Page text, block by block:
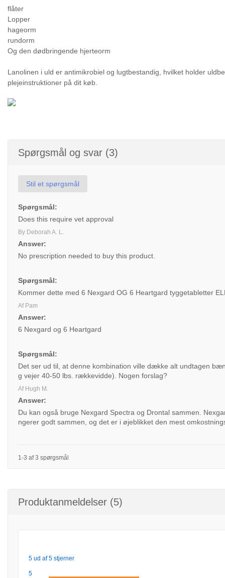
flåter
Lopper
hageorm
rundorm
Og den dødbringende hjerteorm
Lanolinen i uld er antimikrobiel og lugtbestandig, hvilket holder
plejeinstruktioner på dit køb.
Spørgsmål og svar (3)
Stil et spørgsmål
Spørgsmål:
Does this require vet approval
By Deborah A. L.
Answer:
No prescription needed to buy this product.
Spørgsmål:
Kommer dette med 6 Nexgard OG 6 Heartgard tyggetabletter
Af Pam
Answer:
6 Nexgard og 6 Heartgard
Spørgsmål:
Det ser ud til, at denne kombination ville dække alt undtagen
g vejer 40-50 lbs. rækkevidde). Nogen forslag?
Af Hugh M.
Answer:
Du kan også bruge Nexgard Spectra og Drontal sammen.
ngerer godt sammen, og det er i øjeblikket den mest
1-3 af 3 spørgsmål
Produktanmeldelser (5)
5 ud af 5 stjerner
5